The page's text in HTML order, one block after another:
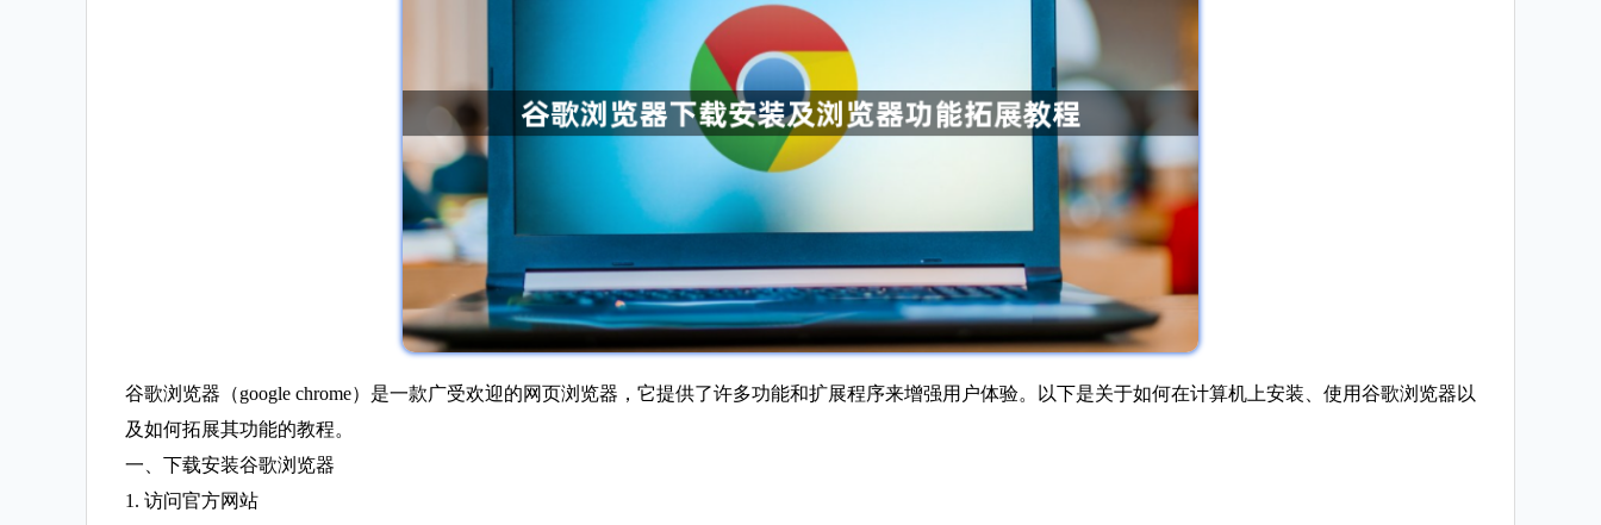
谷歌浏览器（google chrome）是一款广受欢迎的网页浏览器，它提供了许多功能和扩展程序来增强用户体验。以下是关于如何在计算机上安装、使用谷歌浏览器以
及如何拓展其功能的教程。
一、下载安装谷歌浏览器
1. 访问官方网站